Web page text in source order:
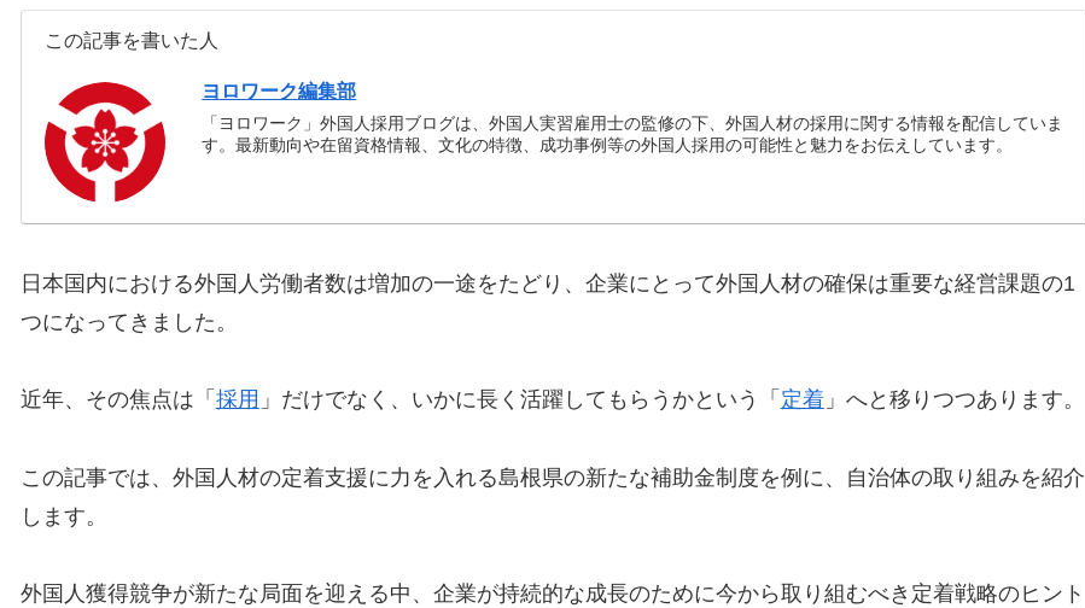
この記事を書いた人
ヨロワーク編集部
「ヨロワーク」外国人採用ブログは、外国人実習雇用士の監修の下、外国人材の採用に関する情報を配信していま
す。最新動向や在留資格情報、文化の特徴、成功事例等の外国人採用の可能性と魅力をお伝えしています。
日本国内における外国人労働者数は増加の一途をたどり、企業にとって外国人材の確保は重要な経営課題の1
つになってきました。
近年、その焦点は「 採用 」だけでなく、いかに長く活躍してもらうかという「 定着」へと移りつつあります。
この記事では、外国人材の定着支援に力を入れる島根県の新たな補助金制度を例に、自治体の取り組みを紹介
します。
外国人獲得競争が新たな局面を迎える中、企業が持続的な成長のために今から取り組むべき定着戦略のヒント